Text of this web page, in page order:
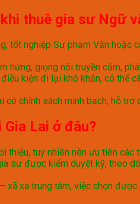
thuê gia sư Ngữ
tốt nghiệp Sư phạm Văn
hứng, giọng nói truyền cảm,
kiện đi lại khó khăn, có thể
có chính sách minh bạch, hỗ
Lai ở đâu?
thiệu, tuy nhiên nên ưu tiên
sư được kiểm duyệt kỹ, theo
xa trung tâm, việc chọn